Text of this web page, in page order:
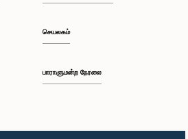
செயலகம்
பாராளுமன்ற நேரலை